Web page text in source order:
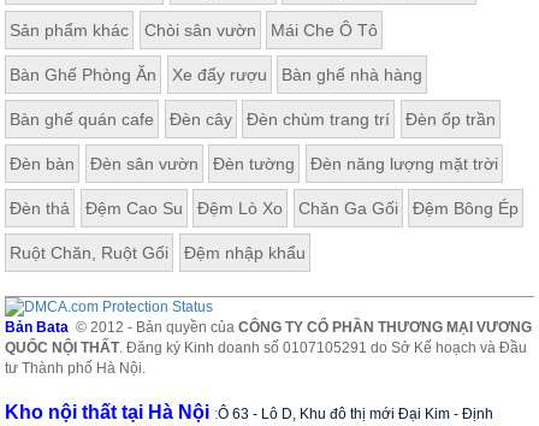
Sản phẩm khác Chòi sân vườn Mái Che Ô Tô
Bàn Ghế Phòng Ăn Xe đẩy rượu Bàn ghế nhà hàng
Bàn ghế quán cafe Đèn cây Đèn chùm trang trí Đèn ốp trần
Đèn bàn Đèn sân vườn Đèn tường Đèn năng lượng mặt trời
Đèn thả Đệm Cao Su Đệm Lò Xo Chăn Ga Gối Đệm Bông Ép
Ruột Chăn, Ruột Gối Đệm nhập khẩu
Bản Bata © 2012 - Bản quyền củaCÔNG TY CỔ PHẦN THƯƠNG MẠI VƯƠNG
QUỐC NỘI THẤT. Đăng ký Kinh doanh số 0107105291 do Sở Kế hoạch và Đầu
tư Thành phố Hà Nội.
Kho nội thất tại Hà Nội :Ô 63 - Lô D, Khu đô thị mới Đại Kim - Định